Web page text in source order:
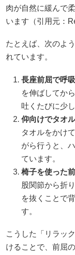
肉が自然に緩んで
います（引用元：
たとえば、次のよ
れています。
長座前屈で呼
を伸ばしてか
吐くたびに少
仰向けでタオ
タオルをかけ
がら行うと、
ています。
椅子を使った
股関節から折
を抜くことで
す。
こうした「リラッ
けることで、前屈